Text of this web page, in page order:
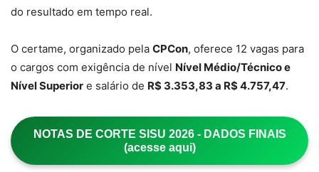
do resultado em tempo real.
O certame, organizado pela CPCon, oferece 12 vagas para
o cargos com exigência de nível Nível Médio/Técnico e
Nível Superior e salário de R$ 3.353,83 a R$ 4.757,47.
NOTAS DE CORTE SISU 2026 - DADOS FINAIS
(acesse aqui)